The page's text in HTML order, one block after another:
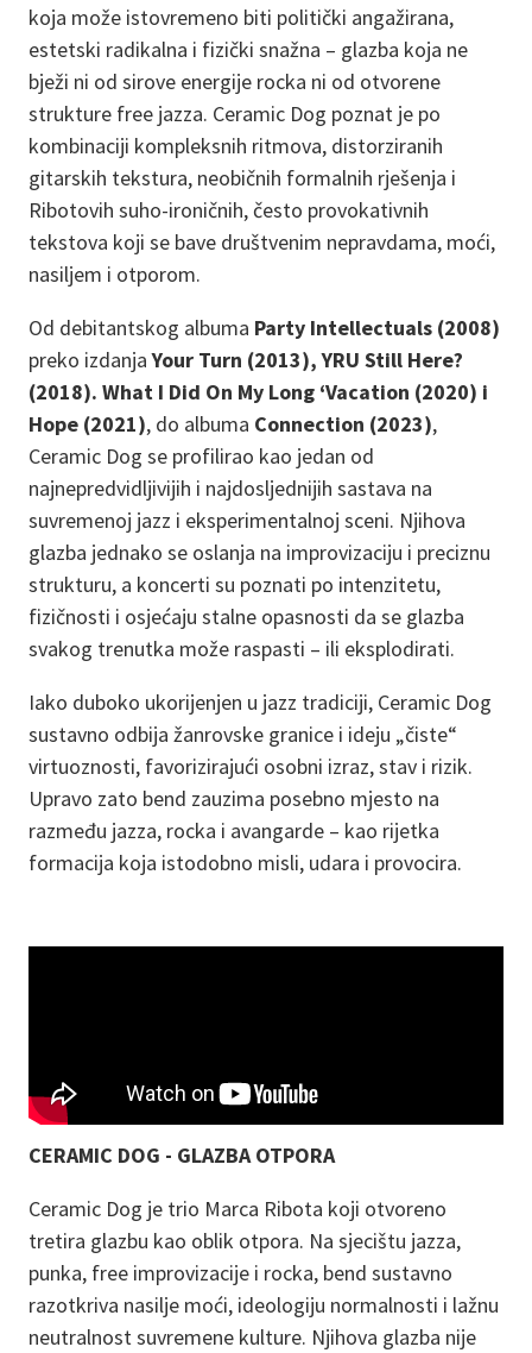
koja može istovremeno biti politički angažirana,
estetski radikalna i fizički snažna – glazba koja ne
bježi ni od sirove energije rocka ni od otvorene
strukture free jazza. Ceramic Dog poznat je po
kombinaciji kompleksnih ritmova, distorziranih
gitarskih tekstura, neobičnih formalnih rješenja i
Ribotovih suho-ironičnih, često provokativnih
tekstova koji se bave društvenim nepravdama, moći,
nasiljem i otporom.
Od debitantskog albuma Party Intellectuals (2008)
preko izdanjaYour Turn (2013), YRU Still Here?
(2018). What I Did On My Long ‘Vacation (2020) i
Hope (2021), do albuma Connection (2023),
Ceramic Dog se profilirao kao jedan od
najnepredvidljivijih i najdosljednijih sastava na
suvremenoj jazz i eksperimentalnoj sceni. Njihova
glazba jednako se oslanja na improvizaciju i preciznu
strukturu, a koncerti su poznati po intenzitetu,
fizičnosti i osjećaju stalne opasnosti da se glazba
svakog trenutka može raspasti – ili eksplodirati.
Iako duboko ukorijenjen u jazz tradiciji, Ceramic Dog
sustavno odbija žanrovske granice i ideju „čiste“
virtuoznosti, favorizirajući osobni izraz, stav i rizik.
Upravo zato bend zauzima posebno mjesto na
razmeđu jazza, rocka i avangarde – kao rijetka
formacija koja istodobno misli, udara i provocira.
CERAMIC DOG - GLAZBA OTPORA
Ceramic Dog je trio Marca Ribota koji otvoreno
tretira glazbu kao oblik otpora. Na sjecištu jazza,
punka, free improvizacije i rocka, bend sustavno
razotkriva nasilje moći, ideologiju normalnosti i lažnu
neutralnost suvremene kulture. Njihova glazba nije